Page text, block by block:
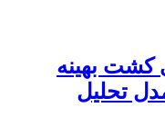
کشت بهینه
تحلیل